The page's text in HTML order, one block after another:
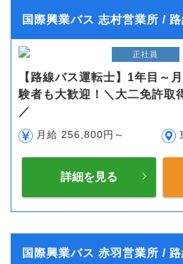
国際興業バス 志村営業所 /
正社員
【路線バス運転士】1年目～
験者も大歓迎！＼大二免許取
／
月給 256,800円～
詳細を見る
国際興業バス 赤羽営業所 /